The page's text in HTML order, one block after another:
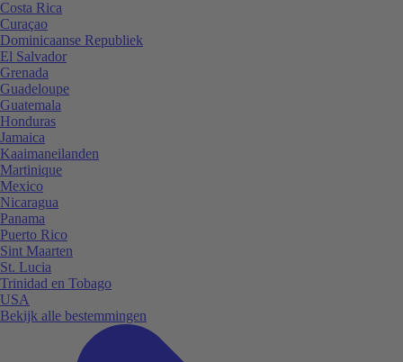
Costa Rica
Curaçao
Dominicaanse Republiek
El Salvador
Grenada
Guadeloupe
Guatemala
Honduras
Jamaica
Kaaimaneilanden
Martinique
Mexico
Nicaragua
Panama
Puerto Rico
Sint Maarten
St. Lucia
Trinidad en Tobago
USA
Bekijk alle bestemmingen